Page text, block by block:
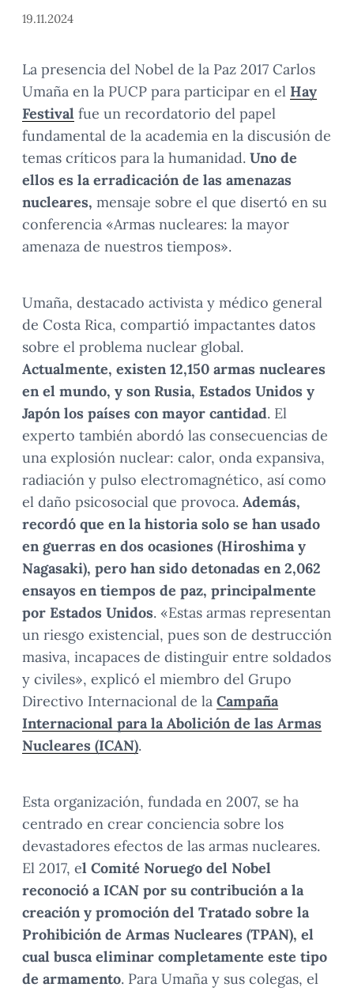
19.11.2024
La presencia del Nobel de la Paz 2017 Carlos
Umaña en la PUCP para participar en el Hay
Festival fue un recordatorio del papel
fundamental de la academia en la discusión de
temas críticos para la humanidad. Uno de
ellos es la erradicación de las amenazas
nucleares, mensaje sobre el que disertó en su
conferencia «Armas nucleares: la mayor
amenaza de nuestros tiempos».
Umaña, destacado activista y médico general
de Costa Rica, compartió impactantes datos
sobre el problema nuclear global.
Actualmente, existen 12,150 armas nucleares
en el mundo, y son Rusia, Estados Unidos y
Japón los países con mayor cantidad. El
experto también abordó las consecuencias de
una explosión nuclear: calor, onda expansiva,
radiación y pulso electromagnético, así como
el daño psicosocial que provoca. Además,
recordó que en la historia solo se han usado
en guerras en dos ocasiones (Hiroshima y
Nagasaki), pero han sido detonadas en 2,062
ensayos en tiempos de paz, principalmente
por Estados Unidos. «Estas armas representan
un riesgo existencial, pues son de destrucción
masiva, incapaces de distinguir entre soldados
y civiles», explicó el miembro del Grupo
Directivo Internacional de la Campaña
Internacional para la Abolición de las Armas
Nucleares (ICAN).
Esta organización, fundada en 2007, se ha
centrado en crear conciencia sobre los
devastadores efectos de las armas nucleares.
El 2017, el Comité Noruego del Nobel
reconoció a ICAN por su contribución a la
creación y promoción del Tratado sobre la
Prohibición de Armas Nucleares (TPAN), el
cual busca eliminar completamente este tipo
de armamento. Para Umaña y sus colegas, el